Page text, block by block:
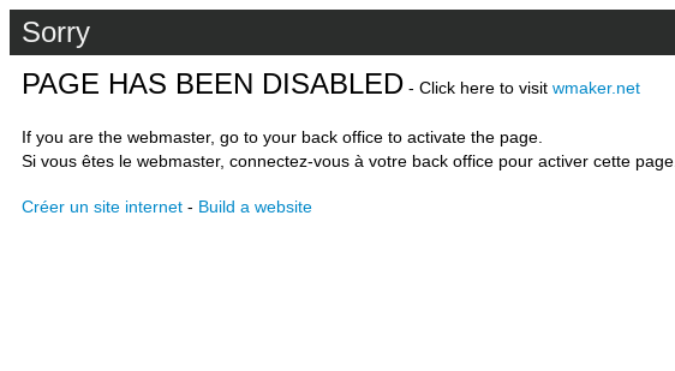
Sorry
PAGE HAS BEEN DISABLED - Click here to visit wmaker.net
If you are the webmaster, go to your back office to activate the page.
Si vous êtes le webmaster, connectez-vous à votre back office pour activer cette page.
Créer un site internet - Build a website